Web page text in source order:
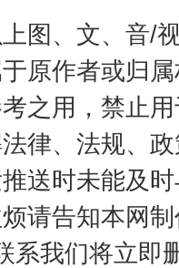
上图、文、音/
原作者或归
之用，禁止
律、法规、
送时未能及
请告知本网
系我们将立即
谢